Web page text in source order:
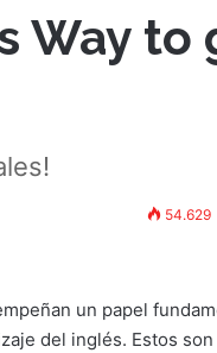
Way to
54.629
un papel
del inglés. Estos